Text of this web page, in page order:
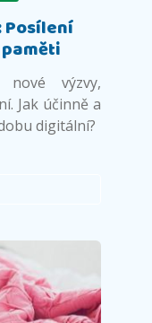
výzvy,
Jak účinně a
digitální?